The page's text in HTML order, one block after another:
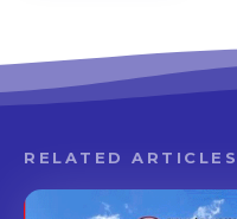
RELATED ARTICLES